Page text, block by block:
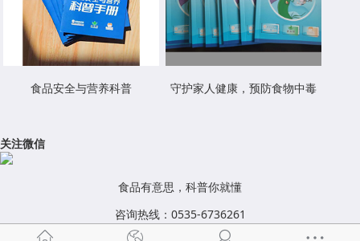
食品安全与营养科普 守护家人健康，预防食物中毒
关注微信
食品有意思，科普你就懂
咨询热线：0535-6736261